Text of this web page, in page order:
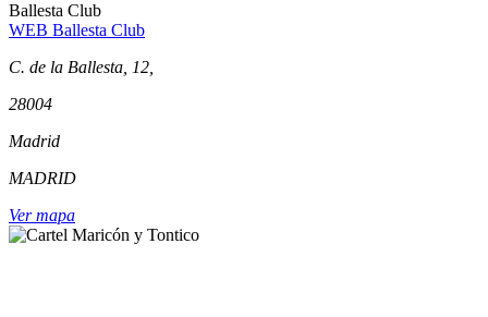
Ballesta Club
WEB Ballesta Club
C. de la Ballesta, 12,
28004
Madrid
MADRID
Ver mapa